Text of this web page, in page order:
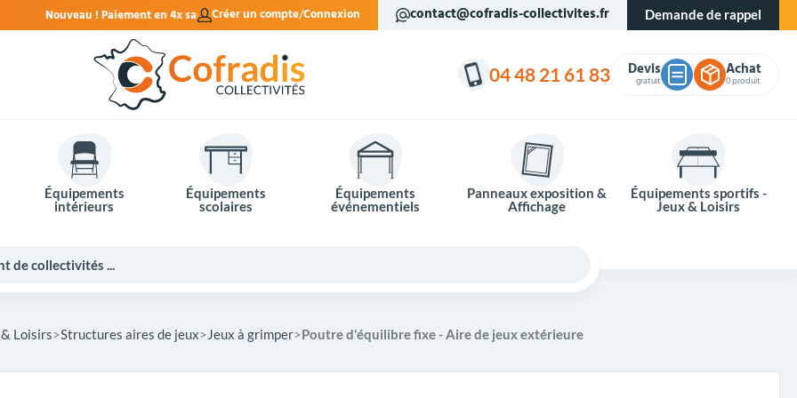
en 4x sans frais. Créer un compte Connexion contact@cofradis-collectivites.fr Demande de rappel
04 48 21 61 83 Devis
gratuit
Achat
0 produit
Équipements
intérieurs
Équipements
scolaires
Équipements
événementiels
Panneaux exposition &
Affichage
Équipements sportifs -
Jeux & Loisirs
Loisirs Structures aires de jeux Jeux à grimper Poutre d'équilibre fixe - Aire de jeux extérieure